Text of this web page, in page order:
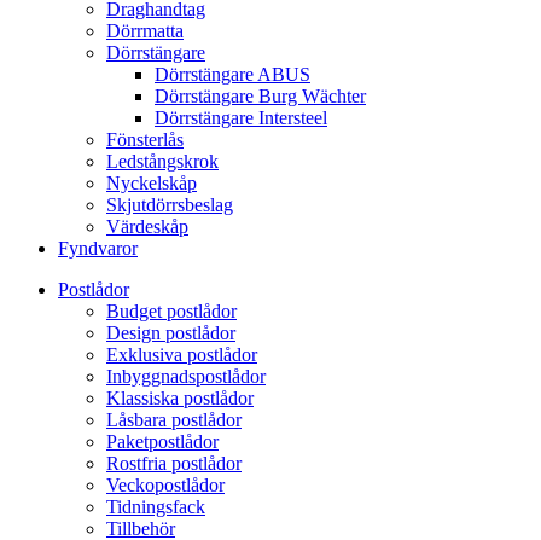
Draghandtag
Dörrmatta
Dörrstängare
Dörrstängare ABUS
Dörrstängare Burg Wächter
Dörrstängare Intersteel
Fönsterlås
Ledstångskrok
Nyckelskåp
Skjutdörrsbeslag
Värdeskåp
Fyndvaror
Postlådor
Budget postlådor
Design postlådor
Exklusiva postlådor
Inbyggnadspostlådor
Klassiska postlådor
Låsbara postlådor
Paketpostlådor
Rostfria postlådor
Veckopostlådor
Tidningsfack
Tillbehör